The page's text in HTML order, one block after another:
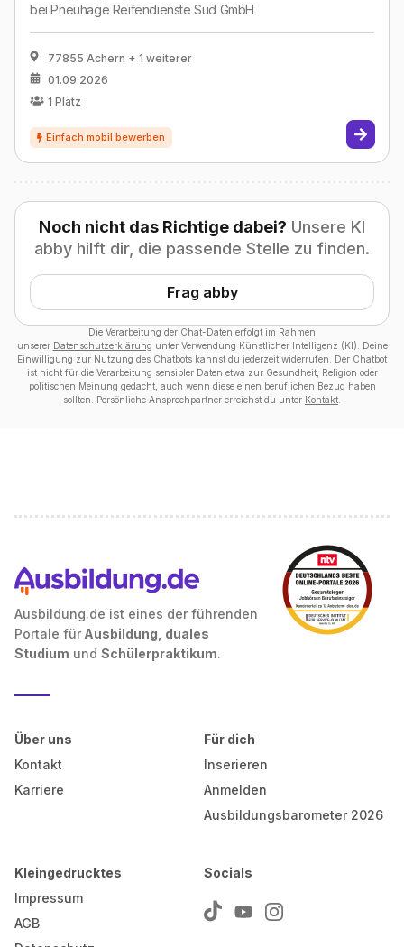
beiPneuhage Reifendienste Süd GmbH
77855 Achern + 1 weiterer
01.09.2026
1 Platz
Noch nicht das Richtige dabei? Unsere KI
abby hilft dir, die passende Stelle zu finden.
Frag abby
Die Verarbeitung der Chat-Daten erfolgt im Rahmen
unserer Datenschutzerklärung unter Verwendung Künstlicher Intelligenz (KI). Deine
Einwilligung zur Nutzung des Chatbots kannst du jederzeit widerrufen. Der Chatbot
ist nicht für die Verarbeitung sensibler Daten etwa zur Gesundheit, Religion oder
politischen Meinung gedacht, auch wenn diese einen beruflichen Bezug haben
sollten. Persönliche Ansprechpartner erreichst du unter Kontakt
Ausbildung.de ist eines der führenden
Portale für Ausbildung, duales
Studium und Schülerpraktikum.
Über uns
Kontakt
Karriere
Für dich
Inserieren
Anmelden
Ausbildungsbarometer 2026
Kleingedrucktes
Impressum
AGB
Socials